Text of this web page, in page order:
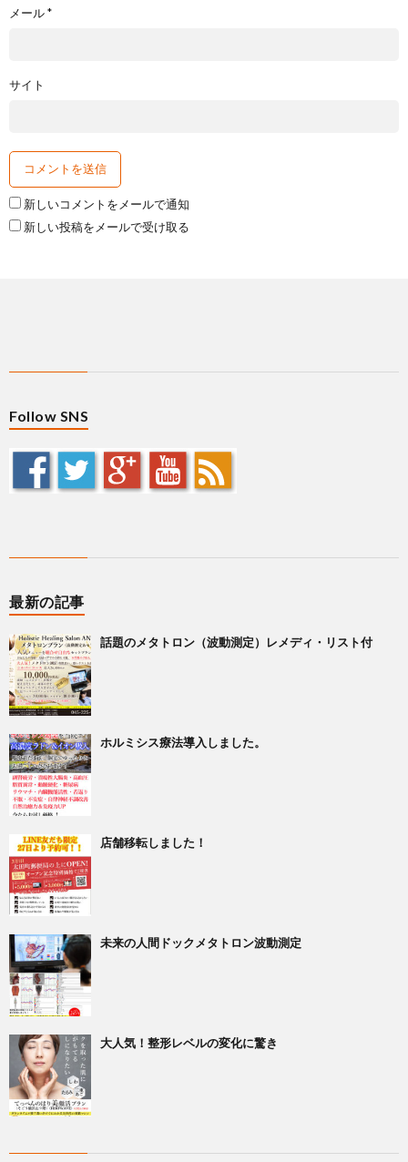
メール*
サイト
新しいコメントをメールで通知
新しい投稿をメールで受け取る
Follow SNS
最新の記事
話題のメタトロン（波動測定）レメディ・リスト付
ホルミシス療法導入しました。
店舗移転しました！
未来の人間ドックメタトロン波動測定
大人気！整形レベルの変化に驚き